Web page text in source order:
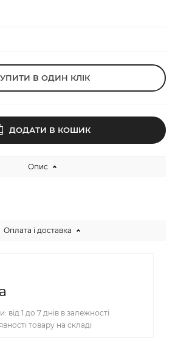
В ОДИН КЛІК
ДОДАТИ В КОШИК
Опис
Оплата і доставка
від 1 до 7 днів в залежності
товару на складі